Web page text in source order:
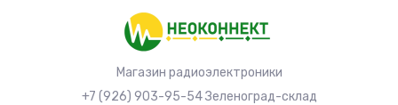
Магазин радиоэлектроники
+7 (926) 903-95-54 Зеленоград-склад